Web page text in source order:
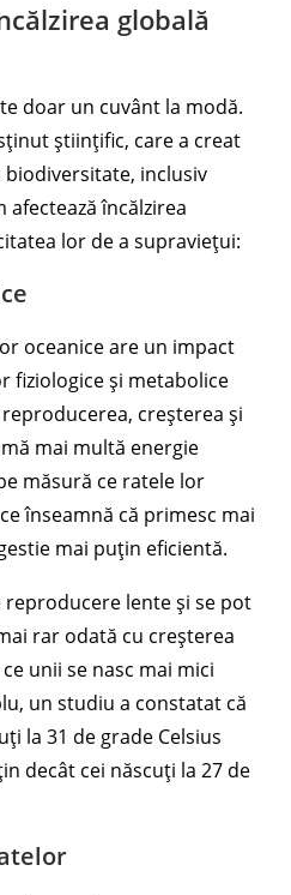
globală
doar un cuvânt la modă.
științific, care a creat
inclusiv
încălzirea
lor de a supraviețui:
oceanice are un impact
fiziologice și metabolice
creșterea și
mai multă energie
măsură ce ratele lor
înseamnă că primesc mai
mai puțin eficientă.
reproducere lente și se pot
rar odată cu creșterea
unii se nasc mai mici
un studiu a constatat că
la 31 de grade Celsius
decât cei născuți la 27 de